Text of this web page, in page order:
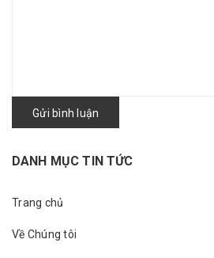
Gửi bình luận
DANH MỤC TIN TỨC
Trang chủ
Về Chúng tôi